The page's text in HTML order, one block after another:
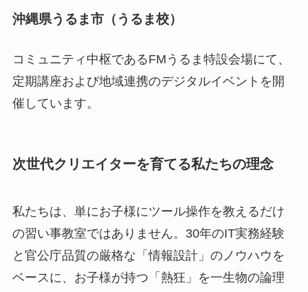
沖縄県うるま市（うるま校）
コミュニティ中枢であるFMうるま特設会場にて、
定期講座および地域連携のデジタルイベントを開
催しています。
次世代クリエイターを育てる私たちの理念
私たちは、単にお子様にツール操作を教えるだけ
の習い事教室ではありません。30年のIT実務経験
と官公庁品質の厳格な「情報設計」のノウハウを
ベースに、お子様が持つ「熱狂」を一生物の論理